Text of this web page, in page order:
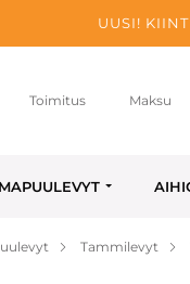
UUSI!
Toimitus Maksu
Tammilevyt